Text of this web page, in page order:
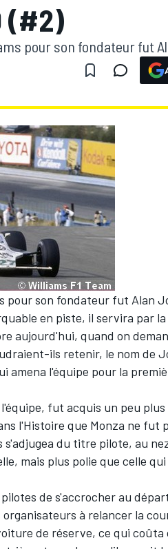
(#2)
pour son fondateur fut
pour son fondateur fut Alan
en piste, il servira par
aujourd'hui, quand on
ils retenir, le nom de
amena l'équipe pour la
fut acquis un peu
l'Histoire que Monza ne fut
s'adjugea du titre pilote, au
mais plus polie que celle
de s'accrocher au
organisateurs à relancer la
de réserve, ce qui coûta